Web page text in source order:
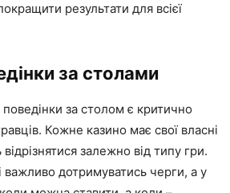
результати для всієї
за столами
за столом є критично
Кожне казино має свої власні
залежно від типу гри.
важливо дотримуватись черги, а у